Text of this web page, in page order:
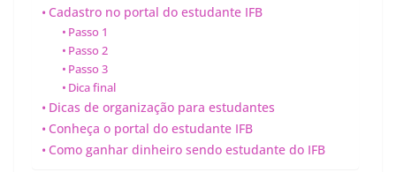
Cadastro no portal do estudante IFB
Passo 1
Passo 2
Passo 3
Dica final
Dicas de organização para estudantes
Conheça o portal do estudante IFB
Como ganhar dinheiro sendo estudante do IFB